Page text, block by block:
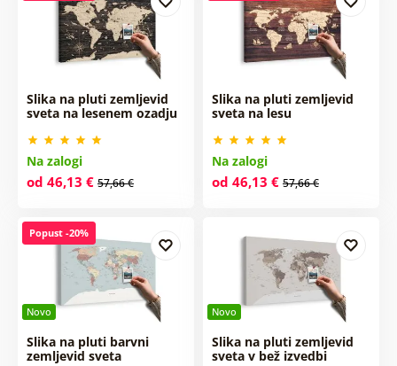
Slika na pluti zemljevid
sveta na lesenem ozadju
Na zalogi
od 46,13 € 57,66 €
Slika na pluti zemljevid
sveta na lesu
Na zalogi
od 46,13 € 57,66 €
Novo
Popust -20%
Slika na pluti barvni
zemljevid sveta
Novo
Slika na pluti zemljevid
sveta v bež izvedbi